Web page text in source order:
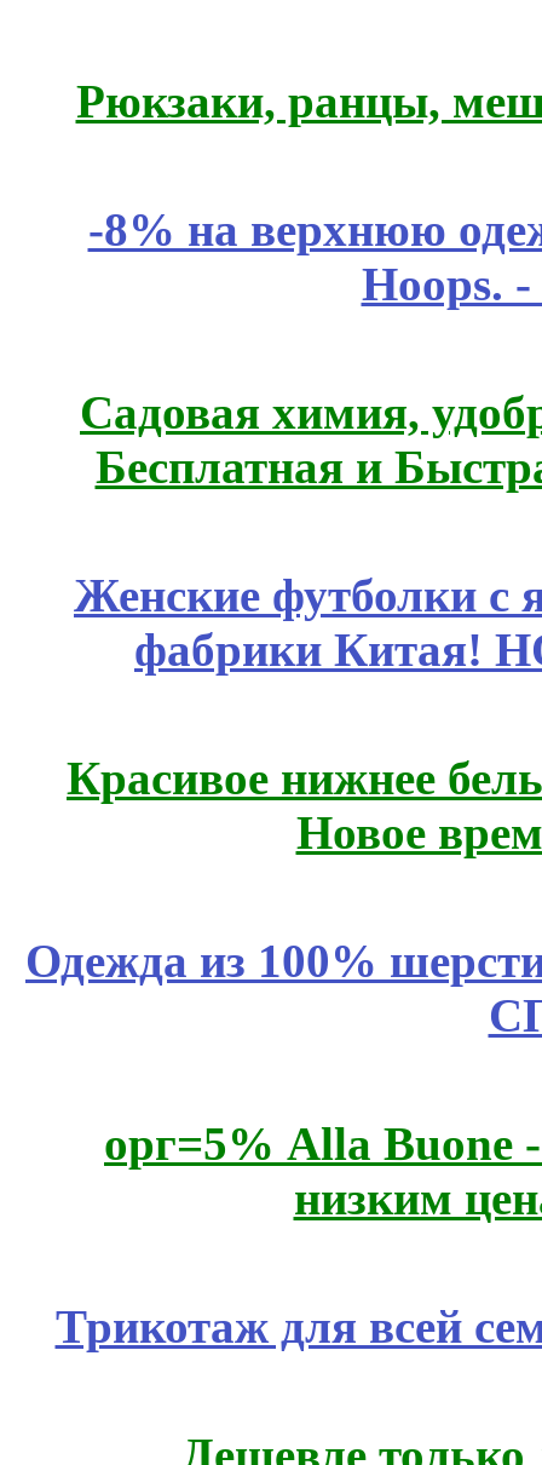
Рюкзаки, ранцы,
-8% на верхнюю
Hoops.
Садовая химия,
Бесплатная и
Женские футболки с
фабрики Китая!
Красивое нижнее
Новое
Одежда из 100%
орг=5% Alla Buone
низким
Трикотаж для всей
Дешевле